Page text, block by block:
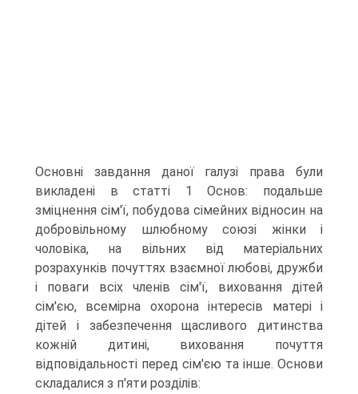
Основні завдання даної галузі права були
викладені в статті 1 Основ: подальше
зміцнення сім'ї, побудова сімейних відносин на
добровільному шлюбному союзі жінки і
чоловіка, на вільних від матеріальних
розрахунків почуттях взаємної любові, дружби
і поваги всіх членів сім'ї, виховання дітей
сім'єю, всемірна охорона інтересів матері і
дітей і забезпечення щасливого дитинства
кожній дитині, виховання почуття
відповідальності перед сім'єю та інше. Основи
складалися з п'яти розділів: